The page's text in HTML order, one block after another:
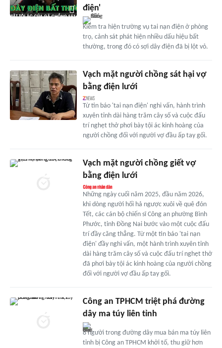
điện'
Kiểm tra hiện trường vụ tai nạn điện ở phòng
trọ, cảnh sát phát hiện nhiều dấu hiệu bất
thường, trong đó có sợi dây điện đã bị lột vỏ.
Vạch mặt người chồng sát hại vợ
bằng điện lưới
Từ tin báo 'tai nạn điện' nghi vấn, hành trình
xuyên tỉnh dài hàng trăm cây số và cuộc đấu
trí nghẹt thở phơi bày tội ác kinh hoàng của
người chồng đối với người vợ đầu ấp tay gối.
Vạch mặt người chồng giết vợ
bằng điện lưới
Những ngày cuối năm 2025, đầu năm 2026,
khi dòng người hối hả ngược xuôi về quê đón
Tết, các cán bộ chiến sĩ Công an phường Bình
Phước, tỉnh Đồng Nai bước vào một cuộc đấu
trí đầy căng thẳng. Từ một tin báo 'tai nạn
điện' đầy nghi vấn, một hành trình xuyên tỉnh
dài hàng trăm cây số và cuộc đấu trí nghẹt thở
đã phơi bày tội ác kinh hoàng của người chồng
đối với người vợ đầu ấp tay gối.
Công an TPHCM triệt phá đường
dây ma túy liên tỉnh
8 người trong đường dây mua bán ma túy liên
tỉnh bị Công an TPHCM khởi tố, thu giữ hơn